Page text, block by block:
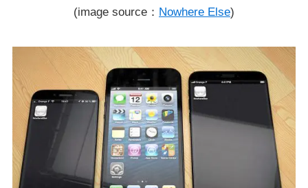
(image source： Nowhere Else)